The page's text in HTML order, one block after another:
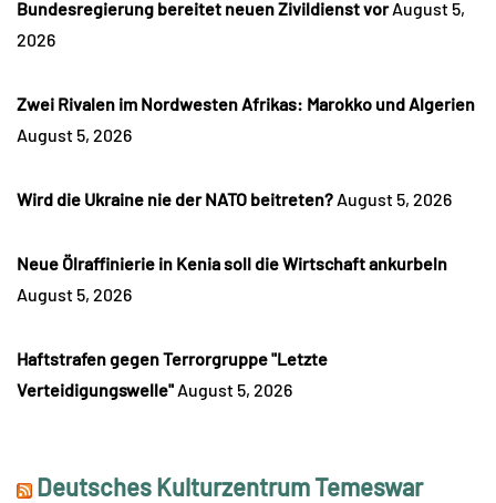
Bundesregierung bereitet neuen Zivildienst vor August 5,
2026
Zwei Rivalen im Nordwesten Afrikas: Marokko und Algerien
August 5, 2026
Wird die Ukraine nie der NATO beitreten? August 5, 2026
Neue Ölraffinierie in Kenia soll die Wirtschaft ankurbeln
August 5, 2026
Haftstrafen gegen Terrorgruppe "Letzte
Verteidigungswelle" August 5, 2026
Deutsches Kulturzentrum Temeswar